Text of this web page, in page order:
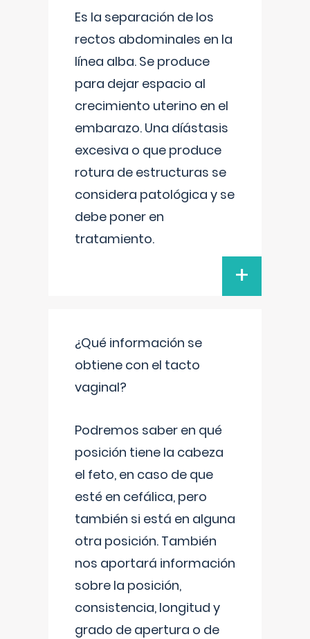
Es la separación de los
rectos abdominales en la
línea alba. Se produce
para dejar espacio al
crecimiento uterino en el
embarazo. Una díástasis
excesiva o que produce
rotura de estructuras se
considera patológica y se
debe poner en
tratamiento.
+
¿Qué información se
obtiene con el tacto
vaginal?
Podremos saber en qué
posición tiene la cabeza
el feto, en caso de que
esté en cefálica, pero
también si está en alguna
otra posición. También
nos aportará información
sobre la posición,
consistencia, longitud y
grado de apertura o de